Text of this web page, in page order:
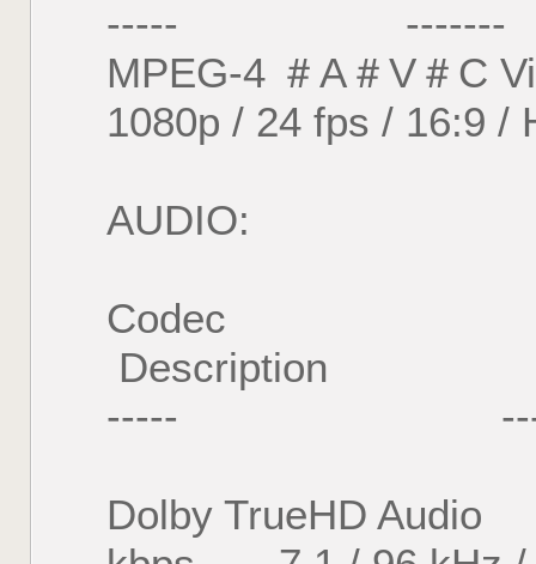
----- -------
MPEG-4 ＃A＃V
1080p / 24 fps / 16:9 /
AUDIO:
Codec
Description
----- --------
Dolby TrueHD